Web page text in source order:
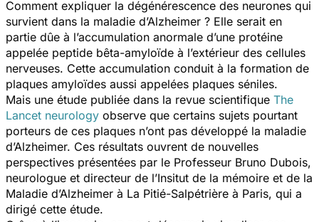
Comment expliquer la dégénérescence des neurones qui
survient dans la maladie d’Alzheimer ? Elle serait en
partie dûe à l’accumulation anormale d’une protéine
appelée peptide bêta-amyloïde à l’extérieur des cellules
nerveuses. Cette accumulation conduit à la formation de
plaques amyloïdes aussi appelées plaques séniles.
Mais une étude publiée dans la revue scientifique The
Lancet neurology observe que certains sujets pourtant
porteurs de ces plaques n’ont pas développé la maladie
d’Alzheimer. Ces résultats ouvrent de nouvelles
perspectives présentées par le Professeur Bruno Dubois,
neurologue et directeur de l’Insitut de la mémoire et de la
Maladie d’Alzheimer à La Pitié-Salpétrière à Paris, qui a
dirigé cette étude.